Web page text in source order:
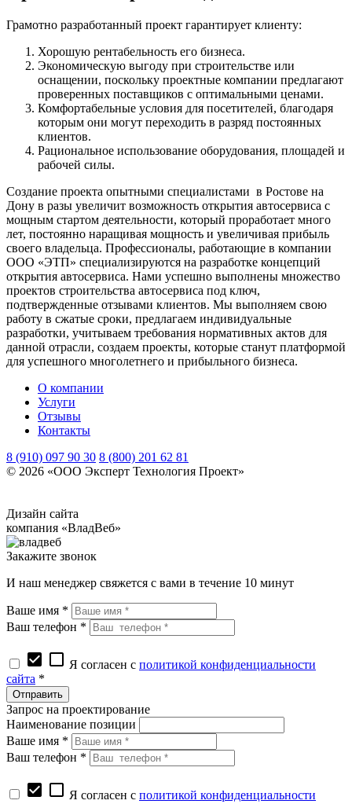
Грамотно разработанный проект гарантирует клиенту:
Хорошую рентабельность его бизнеса.
Экономическую выгоду при строительстве или
оснащении, поскольку проектные компании предлагают
проверенных поставщиков с оптимальными ценами.
Комфортабельные условия для посетителей, благодаря
которым они могут переходить в разряд постоянных
клиентов.
Рациональное использование оборудования, площадей и
рабочей силы.
Создание проекта опытными специалистами в Ростове на
Дону в разы увеличит возможность открытия автосервиса с
мощным стартом деятельности, который проработает много
лет, постоянно наращивая мощность и увеличивая прибыль
своего владельца. Профессионалы, работающие в компании
ООО «ЭТП» специализируются на разработке концепций
открытия автосервиса. Нами успешно выполнены множество
проектов строительства автосервиса под ключ,
подтвержденные отзывами клиентов. Мы выполняем свою
работу в сжатые сроки, предлагаем индивидуальные
разработки, учитываем требования нормативных актов для
данной отрасли, создаем проекты, которые станут платформой
для успешного многолетнего и прибыльного бизнеса.
О компании
Услуги
Отзывы
Контакты
8 (910) 097 90 30 8 (800) 201 62 81
© 2026 «ООО Эксперт Технология Проект»
Дизайн сайта
компания «ВладВеб»
Закажите звонок
И наш менеджер свяжется с вами в течение 10 минут
Ваше имя *
Ваш телефон *
check_box check_box_outline_blank Я согласен с политикой конфиденциальности
сайта *
Запрос на проектирование
Наименование позиции
Ваше имя *
Ваш телефон *
check_box check_box_outline_blank Я согласен с политикой конфиденциальности